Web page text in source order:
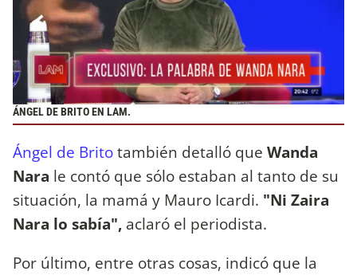
ÁNGEL DE BRITO EN LAM.
Ángel de Britotambién detalló que Wanda
Nara le contó que sólo estaban al tanto de su
situación, la mamá y Mauro Icardi. "Ni Zaira
Nara lo sabía", aclaró el periodista.
Por último, entre otras cosas, indicó que la